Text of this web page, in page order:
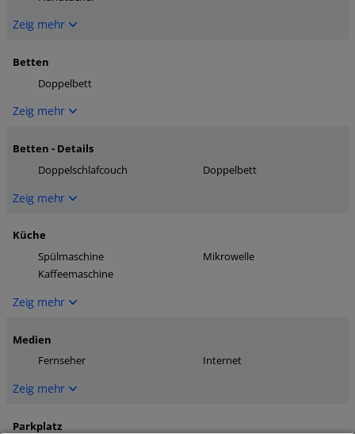
Zeig mehr
Betten
Doppelbett
Zeig mehr
Betten - Details
Doppelschlafcouch
Doppelbett
Zeig mehr
Küche
Spülmaschine
Mikrowelle
Kaffeemaschine
Zeig mehr
Medien
Fernseher
Internet
Zeig mehr
Parkplatz